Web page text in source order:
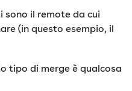
sono il remote da cui
(in questo esempio, il
tipo di merge è qualcosa